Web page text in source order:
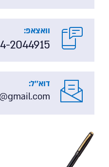
וואצאפ:
2044915
דוא''ל: